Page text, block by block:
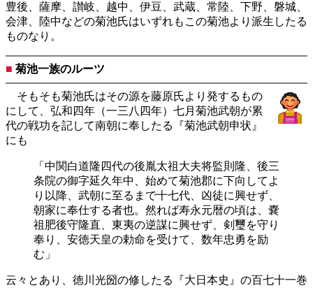
豊後、薩摩、讃岐、越中、伊豆、武蔵、常陸、下野、磐城、
会津、陸中などの菊池氏はいずれもこの菊池より派生したる
ものなり。
■ 菊池一族のルーツ
そもそも菊池氏はその源を藤原氏より発するもの
にして、弘和四年（一三八四年）七月菊池武朝が累
代の戦功を記して南朝に奉したる『菊池武朝申状』
にも
「中関白道隆四代の後胤太祖大夫将監則隆、後三
条院の御字延久年中、始めて菊池郡に下向してよ
り以降、武朝に至るまで十七代、凶徒に興せず、
朝家に奉仕する者也。然れば寿永元暦の頃は、嚢
祖肥後守隆直、東夷の逆謀に興せず、剣璽を守り
奉り、安徳天皇の勅命を受けて、数年忠勇を励
む」
云々とあり、徳川光圀の修したる『大日本史』の百七十一巻